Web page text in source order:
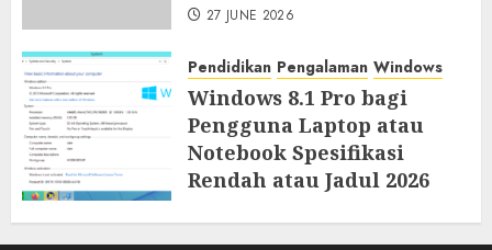
27 JUNE 2026
Pendidikan Pengalaman Windows
Windows 8.1 Pro bagi
Pengguna Laptop atau
Notebook Spesifikasi
Rendah atau Jadul 2026